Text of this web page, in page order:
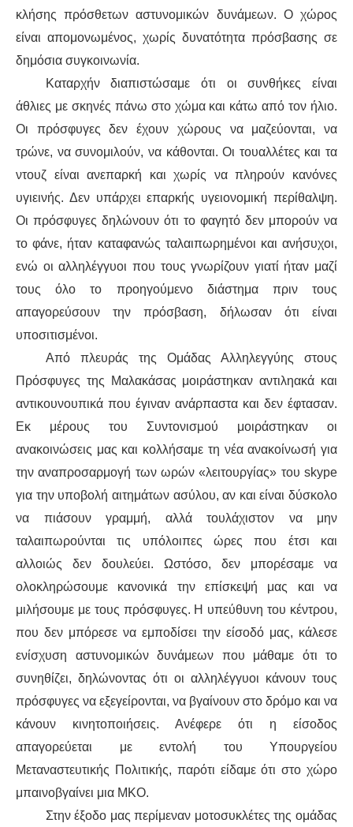
ΕΙΔΉΣΕΙΣ
ΑΝΑΚΟΙΝΏΣΕΙΣ
ΑΝΑΛΎΣΕΙΣ
ΚΙΝΉΜΑΤΑ
ΚΙΝΗΤΟΠΟΙΉΣΕΙΣ
ΕΙΔΉΣΕΙΣ
ΑΝΑΚΟΙΝΏΣΕΙΣ
ΝΕΟΛΑΊΑ
ΑΝΤΙΡΑΤΣΙΣΤΙΚΌ
ΓΥΝΑΙΚΕΊΟ
LGBTQIA+
ΠΕΡΙΒΆΛΛΟΝ
ΚΙΝΉΜΑΤΑ ΠΌΛΗΣ
ΙΣΤΟΡΊΑ / ΘΕΩΡΊΑ
ΙΣΤΟΡΊΑ
ΘΕΩΡΊΑ
ΠΟΛΙΤΙΣΜΌΣ
ΛΟΓΟΤΕΧΝΊΑ / ΤΈΧΝΗ
ΜΟΥΣΙΚΉ
ΚΙΝΗΜΑΤΟΓΡΆΦΟΣ
κλήσης πρόσθετων αστυνομικών δυνάμεων. Ο χώρος
είναι απομονωμένος, χωρίς δυνατότητα πρόσβασης σε
δημόσια συγκοινωνία.
Καταρχήν διαπιστώσαμε ότι οι συνθήκες είναι
άθλιες με σκηνές πάνω στο χώμα και κάτω από τον ήλιο.
Οι πρόσφυγες δεν έχουν χώρους να μαζεύονται, να
τρώνε, να συνομιλούν, να κάθονται. Οι τουαλλέτες και τα
ντουζ είναι ανεπαρκή και χωρίς να πληρούν κανόνες
υγιεινής. Δεν υπάρχει επαρκής υγειονομική περίθαλψη.
Οι πρόσφυγες δηλώνουν ότι το φαγητό δεν μπορούν να
το φάνε, ήταν καταφανώς ταλαιπωρημένοι και ανήσυχοι,
ενώ οι αλληλέγγυοι που τους γνωρίζουν γιατί ήταν μαζί
τους όλο το προηγούμενο διάστημα πριν τους
απαγορεύσουν την πρόσβαση, δήλωσαν ότι είναι
υποσιτισμένοι.
Από πλευράς της Ομάδας Αλληλεγγύης στους
Πρόσφυγες της Μαλακάσας μοιράστηκαν αντιληακά και
αντικουνουπικά που έγιναν ανάρπαστα και δεν έφτασαν.
Εκ μέρους του Συντονισμού μοιράστηκαν οι
ανακοινώσεις μας και κολλήσαμε τη νέα ανακοίνωσή για
την αναπροσαρμογή των ωρών «λειτουργίας» του skype
για την υποβολή αιτημάτων ασύλου, αν και είναι δύσκολο
να πιάσουν γραμμή, αλλά τουλάχιστον να μην
ταλαιπωρούνται τις υπόλοιπες ώρες που έτσι και
αλλοιώς δεν δουλεύει. Ωστόσο, δεν μπορέσαμε να
ολοκληρώσουμε κανονικά την επίσκεψή μας και να
μιλήσουμε με τους πρόσφυγες. Η υπεύθυνη του κέντρου,
που δεν μπόρεσε να εμποδίσει την είσοδό μας, κάλεσε
ενίσχυση αστυνομικών δυνάμεων που μάθαμε ότι το
συνηθίζει, δηλώνοντας ότι οι αλληλέγγυοι κάνουν τους
πρόσφυγες να εξεγείρονται, να βγαίνουν στο δρόμο και να
κάνουν κινητοποιήσεις. Ανέφερε ότι η είσοδος
απαγορεύεται με εντολή του Υπουργείου
Μεταναστευτικής Πολιτικής, παρότι είδαμε ότι στο χώρο
μπαινοβγαίνει μια ΜΚΟ.
Στην έξοδο μας περίμεναν μοτοσυκλέτες της ομάδας